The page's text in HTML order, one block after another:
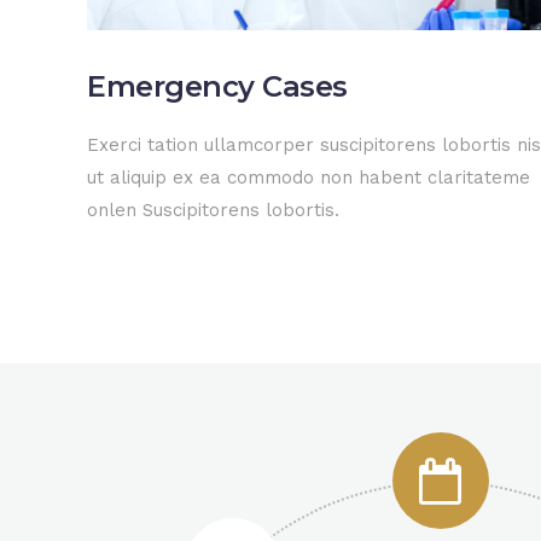
Emergency Cases
Exerci tation ullamcorper suscipitorens lobortis
ut aliquip ex ea commodo non habent claritateme
onlen Suscipitorens lobortis.